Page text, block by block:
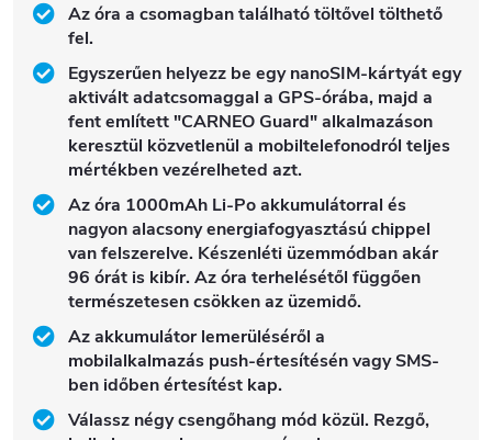
Az óra a csomagban található töltővel tölthető
fel.
Egyszerűen helyezz be egy nanoSIM-kártyát egy
aktivált adatcsomaggal a GPS-órába, majd a
fent említett "CARNEO Guard" alkalmazáson
keresztül közvetlenül a mobiltelefonodról teljes
mértékben vezérelheted azt.
Az óra 1000mAh Li-Po akkumulátorral és
nagyon alacsony energiafogyasztású chippel
van felszerelve. Készenléti üzemmódban akár
96 órát is kibír. Az óra terhelésétől függően
természetesen csökken az üzemidő.
Az akkumulátor lemerüléséről a
mobilalkalmazás push-értesítésén vagy SMS-
ben időben értesítést kap.
Válassz négy csengőhang mód közül. Rezgő,